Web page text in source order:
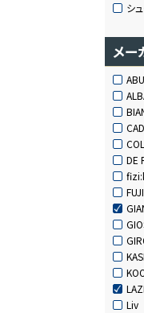
シ
メー
DE
FUJI
Liv